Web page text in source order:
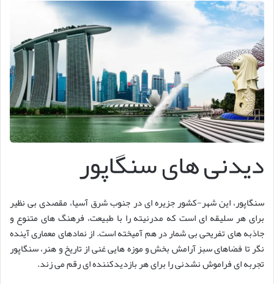
دیدنی های سنگاپور
سنگاپور، این شهر-کشور جزیره ای در جنوب شرق آسیا، مقصدی بی نظیر
برای هر سلیقه ای است که مدرنیته را با طبیعت، فرهنگ های متنوع و
جاذبه های تفریحی بی شمار در هم آمیخته است. از نمادهای معماری آینده
نگر تا فضاهای سبز آرامش بخش و موزه هایی غنی از تاریخ و هنر، سنگاپور
تجربه ای فراموش نشدنی را برای هر بازدیدکننده ای رقم می زند.